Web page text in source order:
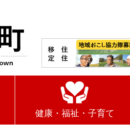
健康・福祉・子育て